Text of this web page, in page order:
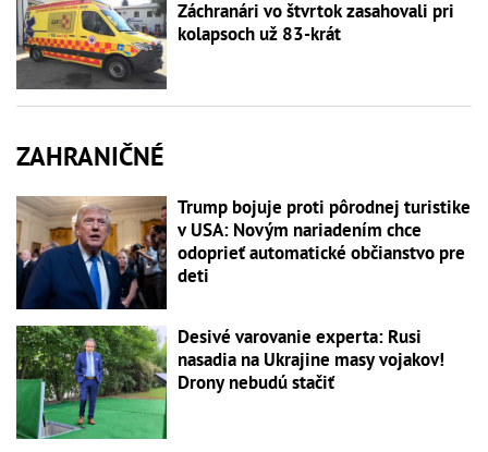
Záchranári vo štvrtok zasahovali pri
kolapsoch už 83-krát
ZAHRANIČNÉ
Trump bojuje proti pôrodnej turistike
v USA: Novým nariadením chce
odoprieť automatické občianstvo pre
deti
Desivé varovanie experta: Rusi
nasadia na Ukrajine masy vojakov!
Drony nebudú stačiť